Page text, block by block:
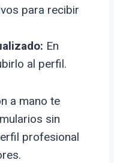
para recibir
En
al perfil.
a mano te
sin
profesional